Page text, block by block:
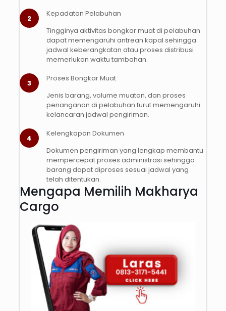
2
Kepadatan Pelabuhan
Tingginya aktivitas bongkar muat di pelabuhan
dapat memengaruhi antrean kapal sehingga
jadwal keberangkatan atau proses distribusi
memerlukan waktu tambahan.
3
Proses Bongkar Muat
Jenis barang, volume muatan, dan proses
penanganan di pelabuhan turut memengaruhi
kelancaran jadwal pengiriman.
4
Kelengkapan Dokumen
Dokumen pengiriman yang lengkap membantu
mempercepat proses administrasi sehingga
barang dapat diproses sesuai jadwal yang
telah ditentukan.
Mengapa Memilih Makharya
Cargo